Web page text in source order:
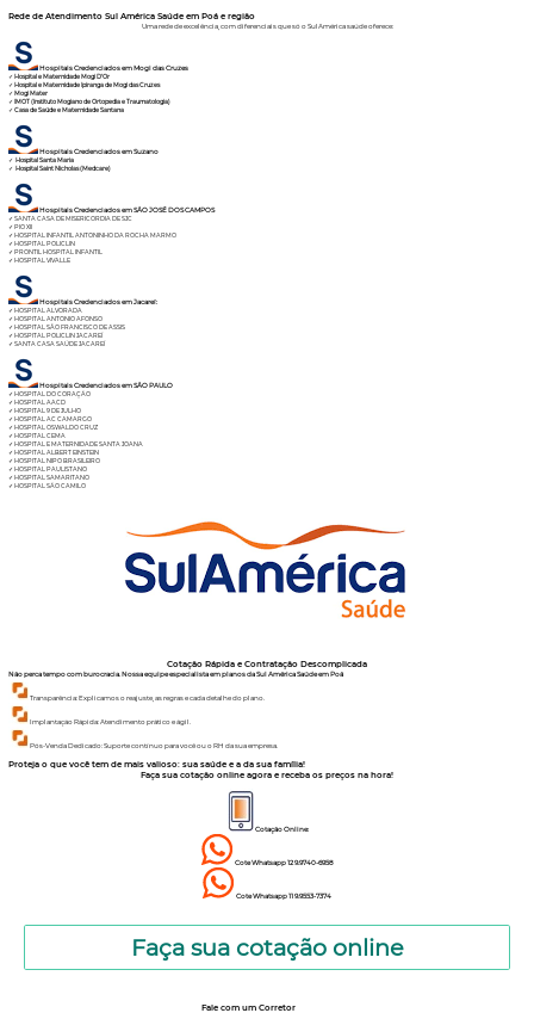
Rede de Atendimento Sul América Saúde em Poá e região
Uma rede de excelência, com diferenciais que só o SulAmérica saúde oferece:
Hospitais Credenciados em Mogi das Cruzes
✓ Hospital e Maternidade Mogi D'Or
✓ Hospital e Maternidade Ipiranga de Mogi das Cruzes
✓ Mogi Mater
✓
IMOT (Instituto Mogiano de Ortopedia e Traumatologia)
✓Casa de Saúde e Maternidade Santana
Hospitais Credenciados emSuzano
✓
Hospital Santa Maria
✓
Hospital Saint Nicholas (Medcare)
Hospitais Credenciados em SÃO JOSÉ DOS CAMPOS
✓SANTA CASA DE MISERICORDIA DE SJC
✓ PIO XII
✓ HOSPITAL INFANTIL ANTONINHO DA ROCHA MARMO
✓ HOSPITAL POLICLIN
✓ PRONTIL HOSPITAL INFANTIL
✓ HOSPITAL VIVALLE
Hospitais Credenciados em Jacareí:
✓ HOSPITAL ALVORADA
✓ HOSPITAL ANTONIO AFONSO
✓ HOSPITAL SÂO FRANCISCO DE ASSIS
✓ HOSPITAL POLICLIN JACAREÍ
✓SANTA CASA SAÚDE JACAREÍ
Hospitais Credenciados em SÃO PAULO
✓ HOSPITAL DO CORAÇÃO
✓ HOSPITAL AACD
✓ HOSPITAL 9 DE JULHO
✓ HOSPITAL AC CAMARGO
✓ HOSPITAL OSWALDO CRUZ
✓ HOSPITAL CEMA
✓ HOSPITAL E MATERNIDADE SANTA JOANA
✓ HOSPITAL ALBERT EINSTEIN
✓ HOSPITAL NIPO BRASILEIRO
✓ HOSPITAL PAULISTANO
✓ HOSPITAL SAMARITANO
✓ HOSPITAL SÃO CAMILO
Cotação Rápida e Contratação Descomplicada
Não perca tempo com burocracia. Nossa equipe especialista em planos da Sul América Saúde em Poá
Transparência: Explicamos o reajuste, as regras e cada detalhe do plano.
Implantação Rápida: Atendimento prático e ágil.
Pós-Venda Dedicado: Suporte contínuo para você ou o RH da sua empresa.
Proteja o que você tem de mais valioso: sua saúde e a da sua família!
Faça sua cotação online agora e receba os preços na hora!
Cotação Online:
Cote Whatsapp 12 9.9740-6958
Cote Whatsapp 11 9.9553-7374
Fale com um Corretor
Faça sua cotação online